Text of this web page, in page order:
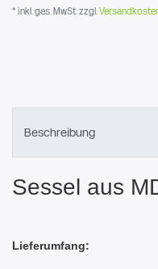
* inkl. ges. MwSt. zzgl.
Beschreibung
Sessel aus
Lieferumfang: